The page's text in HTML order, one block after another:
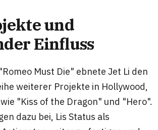
und
Einfluss
Must Die" ebnete Jet Li den
weiterer Projekte in Hollywood,
"Kiss of the Dragon" und "Hero".
dazu bei, Lis Status als